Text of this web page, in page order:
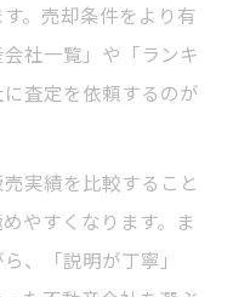
。売却条件をより有
社一覧」や「ランキ
査定を依頼するのが
実績を比較すること
やすくなります。ま
、「説明が丁寧」